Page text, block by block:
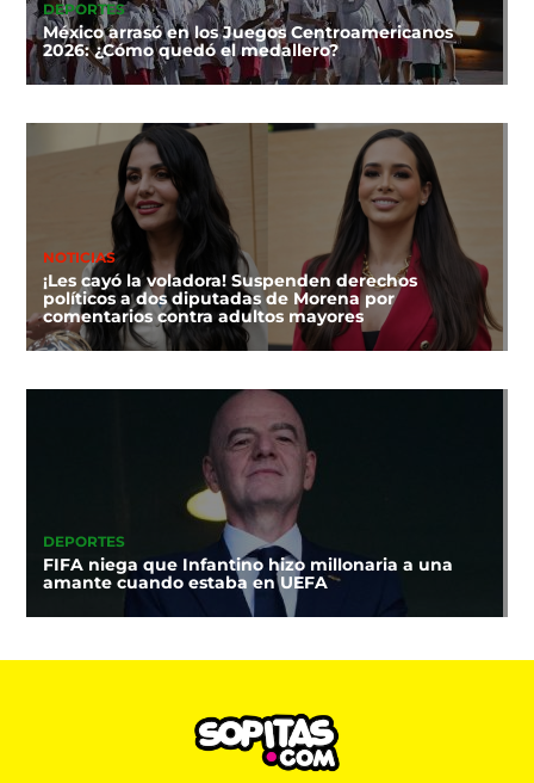
DEPORTES
México arrasó en los Juegos Centroamericanos
2026: ¿Cómo quedó el medallero?
NOTICIAS
¡Les cayó la voladora! Suspenden derechos
políticos a dos diputadas de Morena por
comentarios contra adultos mayores
DEPORTES
FIFA niega que Infantino hizo millonaria a una
amante cuando estaba en UEFA